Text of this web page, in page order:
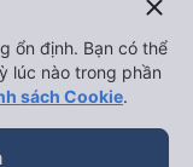
close
ổn định. Bạn có thể
lúc nào trong phần
sách Cookie.